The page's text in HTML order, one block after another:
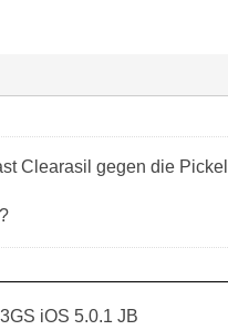
Clearasil gegen die Pickel
iOS 5.0.1 JB